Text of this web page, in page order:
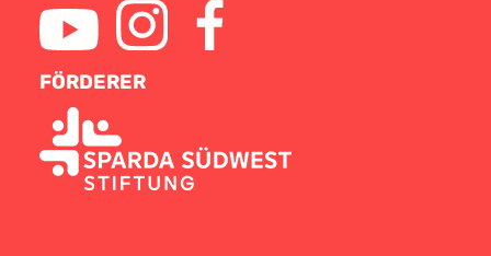
FÖRDERER